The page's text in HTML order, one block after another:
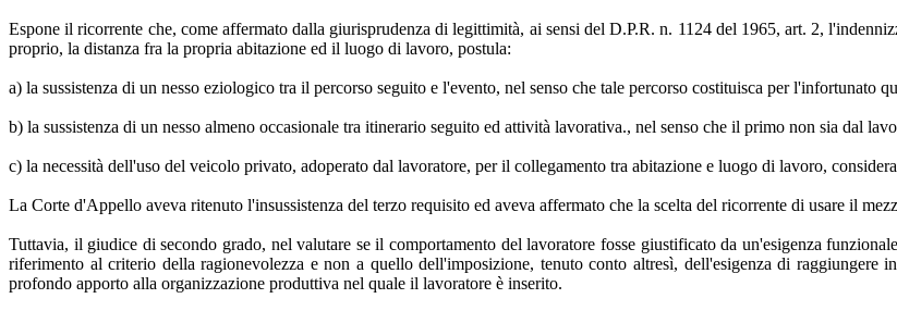
Espone il ricorrente che, come affermato dalla giurisprudenza di legittimità, ai sensi del D.P.R. n. 1124 del 1965, art. 2,
proprio, la distanza fra la propria abitazione ed il luogo di lavoro, postula:
a) la sussistenza di un nesso eziologico tra il percorso seguito e l'evento, nel senso che tale percorso costituisca per l'infortunato
b) la sussistenza di un nesso almeno occasionale tra itinerario seguito ed attività lavorativa., nel senso che il primo non sia dal
c) la necessità dell'uso del veicolo privato, adoperato dal lavoratore, per il collegamento tra abitazione e luogo di lavoro,
La Corte d'Appello aveva ritenuto l'insussistenza del terzo requisito ed aveva affermato che la scelta del ricorrente di usare il
Tuttavia, il giudice di secondo grado, nel valutare se il comportamento del lavoratore fosse giustificato da un'esigenza
riferimento al criterio della ragionevolezza e non a quello dell'imposizione, tenuto conto altresì, dell'esigenza di
profondo apporto alla organizzazione produttiva nel quale il lavoratore è inserito.